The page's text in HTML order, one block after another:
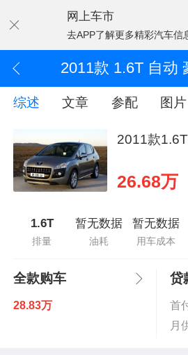
网上车市
去APP了解更多精彩汽车信
综述 文章 参配 图片
2011款
26.68万
1.6T
排量
暂无数据
油耗
暂无数据
用车成本
全款购车
28.83万
贷
首
月